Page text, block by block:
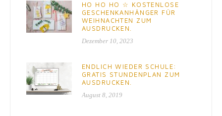
HO HO HO ☆ KOSTENLOSE
GESCHENKANHÄNGER FÜR
WEIHNACHTEN ZUM
AUSDRUCKEN.
Dezember 10, 2023
ENDLICH WIEDER SCHULE:
GRATIS STUNDENPLAN ZUM
AUSDRUCKEN.
August 8, 2019